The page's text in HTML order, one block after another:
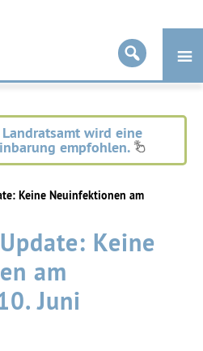
wird eine
empfohlen.
Keine Neuinfektionen am
Keine
am
Juni